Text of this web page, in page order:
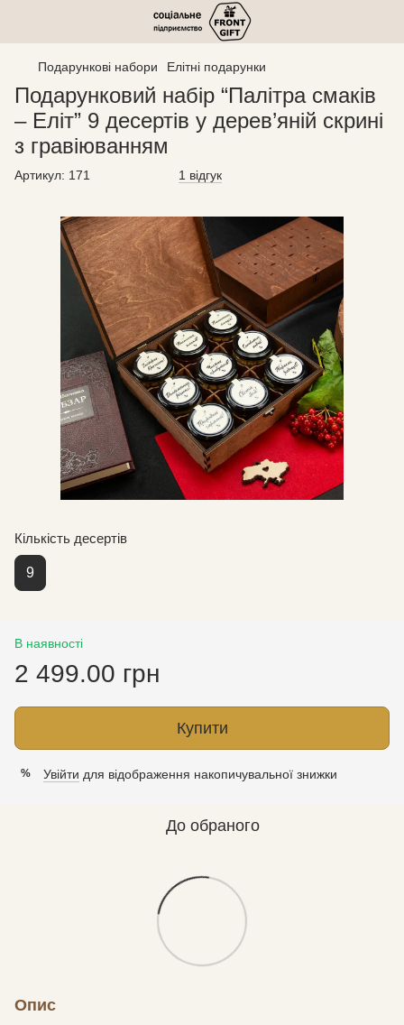
Подарункові набори Елітні подарунки
Подарунковий набір “Палітра смаків
– Еліт” 9 десертів у дерев’яній скрині
з гравіюванням
Артикул: 171 1 відгук
Кількість десертів
9
В наявності
2 499.00 грн
Купити
% Увійти для відображення накопичувальної знижки
До обраного
Опис